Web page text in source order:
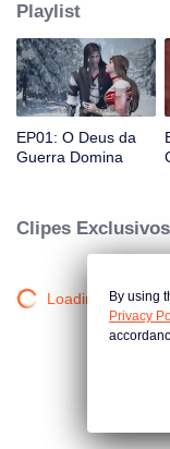
Playlist
EP01: O Deus da
Guerra Domina
Clipes Exclusivos
Loading…By using
Privacy